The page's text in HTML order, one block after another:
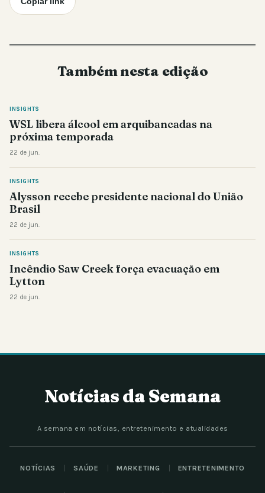
Também nesta edição
INSIGHTS
WSL libera álcool em arquibancadas na
próxima temporada
22 de jun.
INSIGHTS
Alysson recebe presidente nacional do União
Brasil
22 de jun.
INSIGHTS
Incêndio Saw Creek força evacuação em
Lytton
22 de jun.
Notícias da Semana
A semana em notícias, entretenimento e atualidades
NOTÍCIAS SAÚDE MARKETING ENTRETENIMENTO